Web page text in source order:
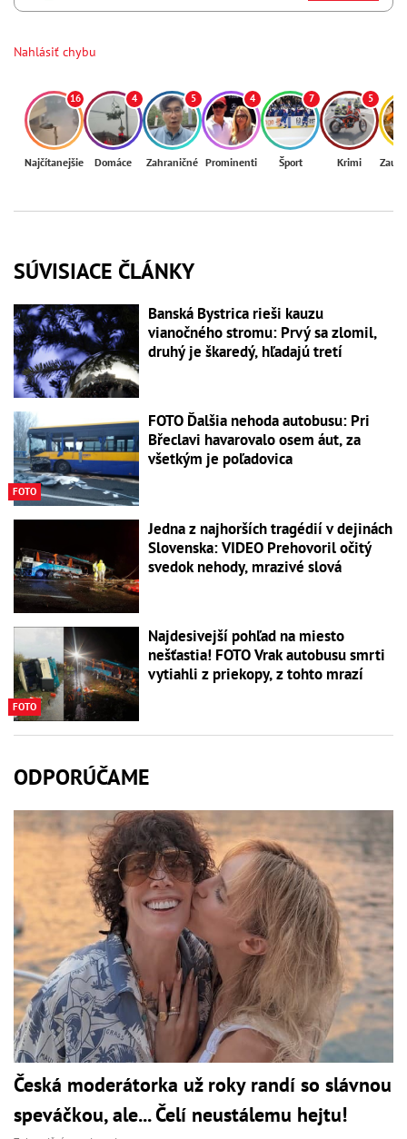
Nahlásiť chybu
16
Najčítanejšie
4
Domáce
5
Zahraničné
4
Prominenti
7
Šport
5
Krimi
SÚVISIACE ČLÁNKY
Banská Bystrica rieši kauzu
vianočného stromu: Prvý sa zlomil,
druhý je škaredý, hľadajú tretí
FOTO
FOTO Ďalšia nehoda autobusu: Pri
Břeclavi havarovalo osem áut, za
všetkým je poľadovica
Jedna z najhorších tragédií v dejinách
Slovenska: VIDEO Prehovoril očitý
svedok nehody, mrazivé slová
FOTO
Najdesivejší pohľad na miesto
nešťastia! FOTO Vrak autobusu smrti
vytiahli z priekopy, z tohto mrazí
ODPORÚČAME
Česká moderátorka už roky randí so slávnou
speváčkou, ale... Čelí neustálemu hejtu!